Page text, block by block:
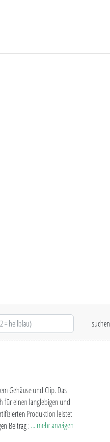
Gehäuse und Clip. Das
für einen langlebigen und
Produktion leistet
Beitrag zur Schonung der
produktionstechnische
... mehr anzeigen